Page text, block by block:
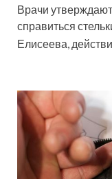
Врачи
справиться
Елисеева,